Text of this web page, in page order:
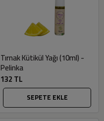
Tırnak Kütikül Yağı (10ml) -
Pelinka
132 TL
SEPETE EKLE